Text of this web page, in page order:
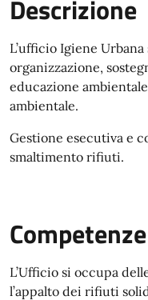
Descrizione
L’ufficio Igiene
organizzazione,
educazione
ambientale.
Gestione esecutiva e
smaltimento rifiuti.
Competenze
L’Ufficio si occupa
l’appalto dei rifiuti